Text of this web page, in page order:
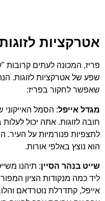
אטרקציות
פריז, המכונה לעתים קרובות
שפע של אטרקציות לזוגות.
שאפשר לחקור בפריז:
מגדל אייפל: הסמל האייקוני
חובה לזוגות. אתה יכול
לתצפיות פנורמיות על
הוא נוצץ באלפי אורות.
שייט בנהר הסיין: תיהנו
ליד כמה מנקודות הציון
אייפל, קתדרלת נוטרדאם